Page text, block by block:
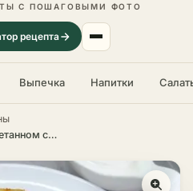
С ПОШАГОВЫМИ ФОТО
рецепта
Выпечка Напитки
Голубцы в духовке в томатно-сметанном соусе – пошаговый рецепт